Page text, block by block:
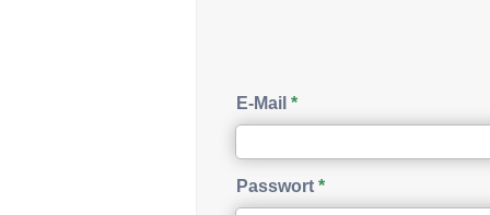
E-Mail
Passwort